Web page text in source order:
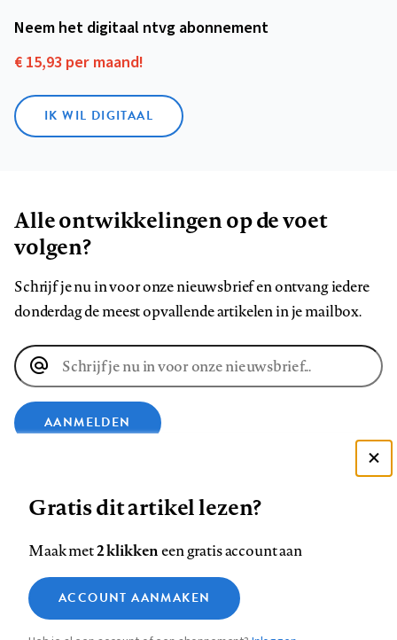
Neem het digitaal ntvg abonnement
€ 15,93 per maand!
IK WIL DIGITAAL
Alle ontwikkelingen op de voet
volgen?
Schrijf je nu in voor onze nieuwsbrief en ontvang iedere
donderdag de meest opvallende artikelen in je mailbox.
E-
mailadres
AANMELDEN
op
Facebook
op
LinkedIn
op
Bluesky
ons
op
InstagramYouTube
Footer
Contact Colofon Disclaimer Privacy
Medische vragen verdienen
betrouwbare antwoorden
Zie onze cookie policy
Analytische cookies
Gratis dit artikel lezen?
Maak met2 klikkeneen gratis account aan
ACCOUNT AANMAKEN